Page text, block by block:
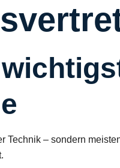
Technik – sondern